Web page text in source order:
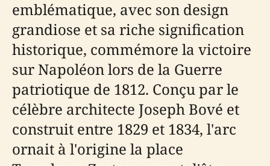
emblématique, avec son design
grandiose et sa riche signification
historique, commémore la victoire
sur Napoléon lors de la Guerre
patriotique de 1812. Conçu par le
célèbre architecte Joseph Bové et
construit entre 1829 et 1834, l'arc
ornait à l'origine la place